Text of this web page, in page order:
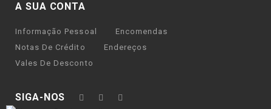
A SUA CONTA
Informação Pessoal
Encomendas
Notas De Crédito
Endereços
Vales De Desconto
SIGA-NOS